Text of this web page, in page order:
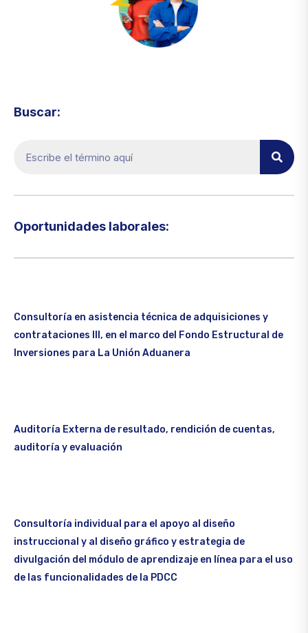
Buscar:
Oportunidades laborales:​
Consultoría en asistencia técnica de adquisiciones y
contrataciones III, en el marco del Fondo Estructural de
Inversiones para La Unión Aduanera
Auditoría Externa de resultado, rendición de cuentas,
auditoría y evaluación
Consultoría individual para el apoyo al diseño
instruccional y al diseño gráfico y estrategia de
divulgación del módulo de aprendizaje en línea para el uso
de las funcionalidades de la PDCC